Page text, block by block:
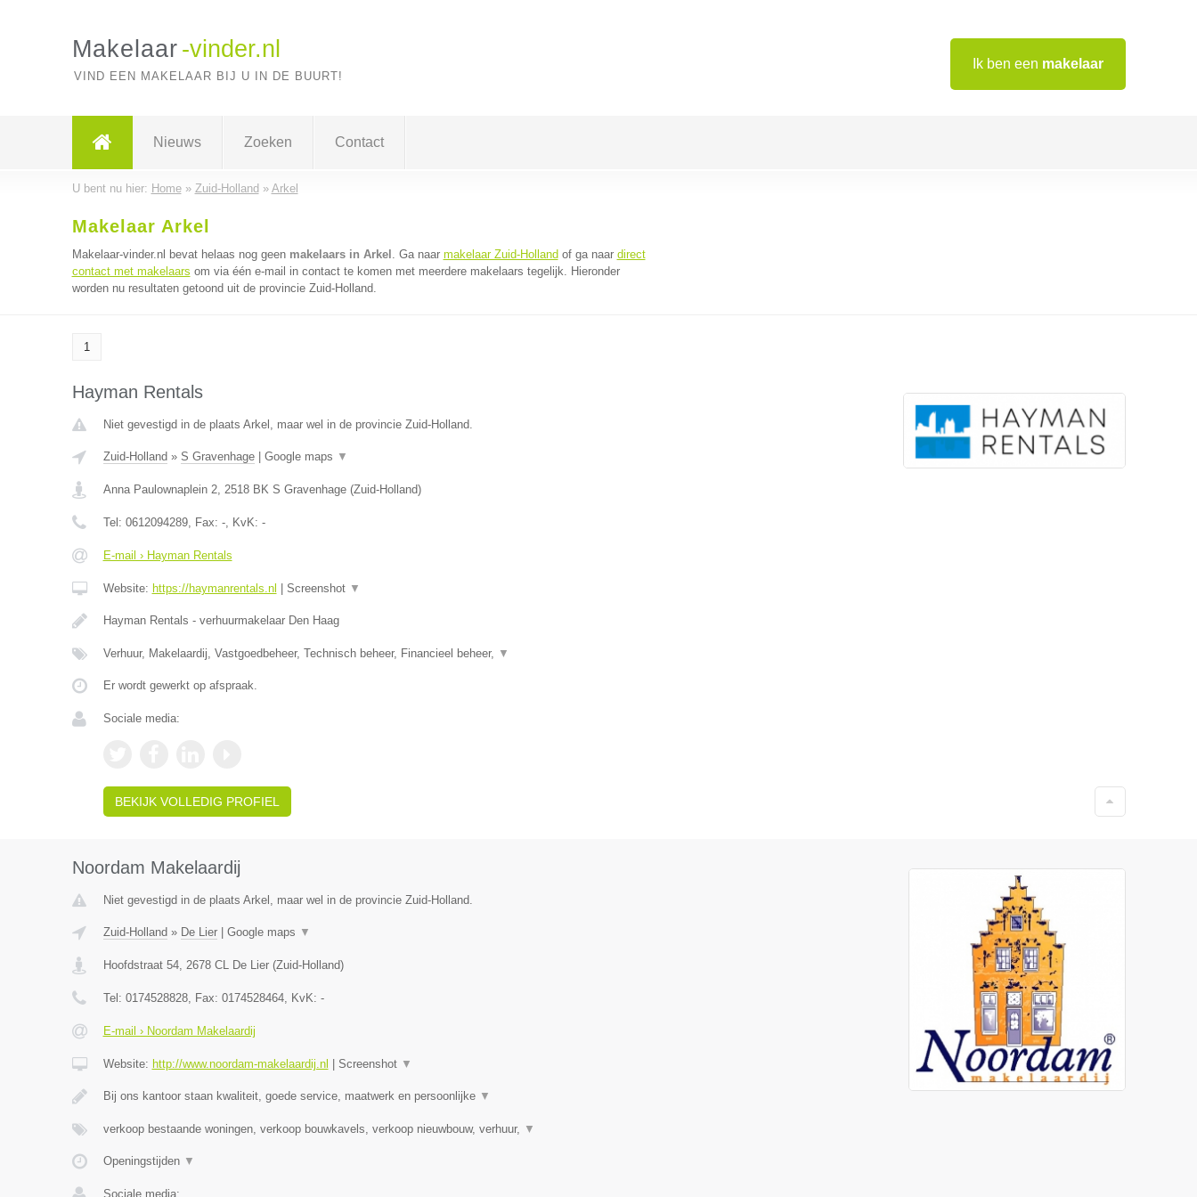
Ik ben een makelaar
Makelaar -vinder.nl
VIND EEN MAKELAAR BIJ U IN DE BUURT!
Nieuws Zoeken Contact
U bent nu hier: Home» Zuid-Holland » Arkel
Makelaar Arkel
Makelaar-vinder.nl bevat helaas nog geen makelaars in Arkel . Ga naar makelaar Zuid-Holland of ga naar direct
contact met makelaars om via één e-mail in contact te komen met meerdere makelaars tegelijk. Hieronder
worden nu resultaten getoond uit de provincie Zuid-Holland.
1
Hayman Rentals
Niet gevestigd in de plaats Arkel, maar wel in de provincie Zuid-Holland.
Zuid-Holland » S Gravenhage| Google maps ▼
Anna Paulownaplein 2, 2518 BK S Gravenhage(Zuid-Holland)
Tel: 0612094289, Fax: -, KvK: -
E-mail › Hayman Rentals
Website: https://haymanrentals.nl Screenshot ▼
Hayman Rentals - verhuurmakelaar Den Haag
Verhuur, Makelaardij, Vastgoedbeheer, Technisch beheer, Financieel beheer, ▼
Er wordt gewerkt op afspraak.
Sociale media:
BEKIJK VOLLEDIG PROFIEL
Noordam Makelaardij
Niet gevestigd in de plaats Arkel, maar wel in de provincie Zuid-Holland.
Zuid-Holland » De Lier| Google maps ▼
Hoofdstraat 54, 2678 CL De Lier(Zuid-Holland)
Tel: 0174528828, Fax: 0174528464, KvK: -
E-mail › Noordam Makelaardij
Website: http://www.noordam-makelaardij.nl Screenshot ▼
Bij ons kantoor staan kwaliteit, goede service, maatwerk en persoonlijke ▼
verkoop bestaande woningen, verkoop bouwkavels, verkoop nieuwbouw, verhuur, ▼
Openingstijden ▼
Sociale media: